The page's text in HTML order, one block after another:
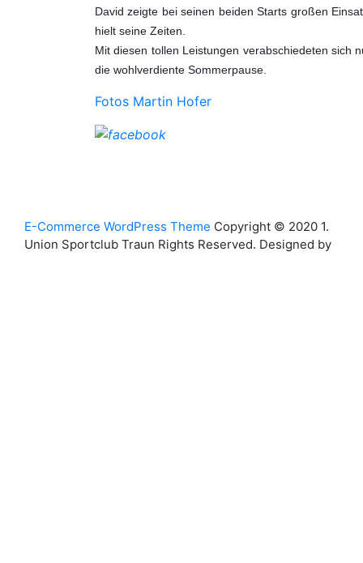
David zeigte bei seinen beiden Starts großen
hielt seine Zeiten.
Mit diesen tollen Leistungen verabschiedeten sich
die wohlverdiente Sommerpause.
Fotos Martin Hofer
Back
E-Commerce WordPress Theme Copyright © 2020 1.
Union Sportclub Traun Rights Reserved. Designed by